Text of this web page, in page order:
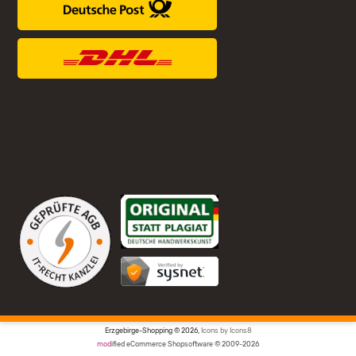
Erzgebirge-Shopping © 2026, Icons by Icons8
modified eCommerce Shopsoftware © 2009-2026